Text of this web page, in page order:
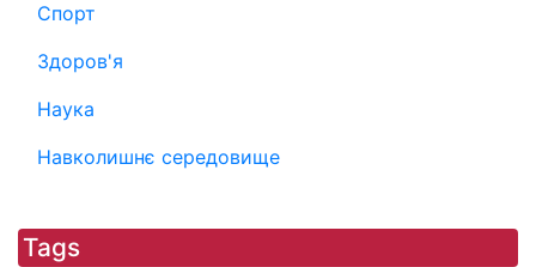
Спорт
Здоров'я
Наука
Навколишнє середовище
Tags